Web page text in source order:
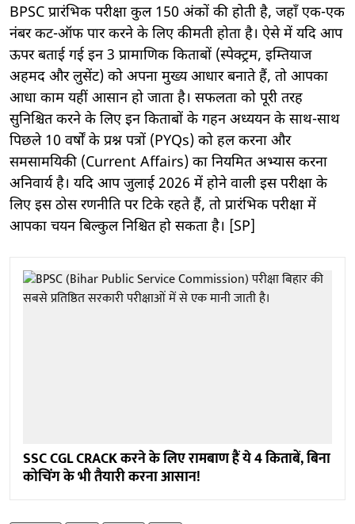
BPSC प्रारंभिक परीक्षा कुल 150 अंकों की होती है, जहाँ एक-एक
नंबर कट-ऑफ पार करने के लिए कीमती होता है। ऐसे में यदि आप
ऊपर बताई गई इन 3 प्रामाणिक किताबों (स्पेक्ट्रम, इम्तियाज
अहमद और लुसेंट) को अपना मुख्य आधार बनाते हैं, तो आपका
आधा काम यहीं आसान हो जाता है। सफलता को पूरी तरह
सुनिश्चित करने के लिए इन किताबों के गहन अध्ययन के साथ-साथ
पिछले 10 वर्षों के प्रश्न पत्रों (PYQs) को हल करना और
समसामयिकी (Current Affairs) का नियमित अभ्यास करना
अनिवार्य है। यदि आप जुलाई 2026 में होने वाली इस परीक्षा के
लिए इस ठोस रणनीति पर टिके रहते हैं, तो प्रारंभिक परीक्षा में
आपका चयन बिल्कुल निश्चित हो सकता है। [SP]
SSC CGL CRACK करने के लिए रामबाण हैं ये 4 किताबें, बिना
कोचिंग के भी तैयारी करना आसान!